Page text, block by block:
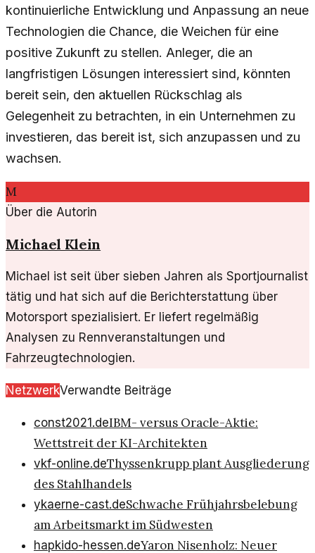
kontinuierliche Entwicklung und Anpassung an neue
Technologien die Chance, die Weichen für eine
positive Zukunft zu stellen. Anleger, die an
langfristigen Lösungen interessiert sind, könnten
bereit sein, den aktuellen Rückschlag als
Gelegenheit zu betrachten, in ein Unternehmen zu
investieren, das bereit ist, sich anzupassen und zu
wachsen.
M
Über die Autorin
Michael Klein
Michael ist seit über sieben Jahren als Sportjournalist
tätig und hat sich auf die Berichterstattung über
Motorsport spezialisiert. Er liefert regelmäßig
Analysen zu Rennveranstaltungen und
Fahrzeugtechnologien.
NetzwerkVerwandte Beiträge
const2021.deIBM- versus Oracle-Aktie:
Wettstreit der KI-Architekten
vkf-online.deThyssenkrupp plant Ausgliederung
des Stahlhandels
ykaerne-cast.deSchwache Frühjahrsbelebung
am Arbeitsmarkt im Südwesten
hapkido-hessen.deYaron Nisenholz: Neuer